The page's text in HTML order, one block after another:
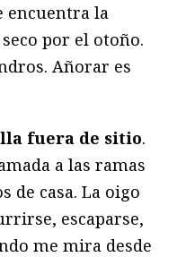
encuentra la
por el otoño.
Añorar es
fuera de sitio.
a las ramas
de casa. La oigo
escaparse,
me mira desde